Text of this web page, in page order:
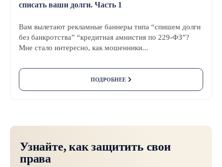
списать ваши долги. Часть 1
Вам вылетают рекламные баннеры типа “спишем долги
без банкротства” “кредитная амнистия по 229-ФЗ”?
Мне стало интересно, как мошенники...
ПОДРОБНЕЕ
Узнайте, как защитить свои
права